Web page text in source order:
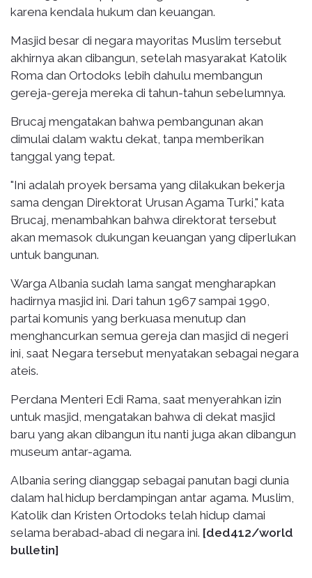
karena kendala hukum dan keuangan.
Masjid besar di negara mayoritas Muslim tersebut
akhirnya akan dibangun, setelah masyarakat Katolik
Roma dan Ortodoks lebih dahulu membangun
gereja-gereja mereka di tahun-tahun sebelumnya.
Brucaj mengatakan bahwa pembangunan akan
dimulai dalam waktu dekat, tanpa memberikan
tanggal yang tepat.
"Ini adalah proyek bersama yang dilakukan bekerja
sama dengan Direktorat Urusan Agama Turki," kata
Brucaj, menambahkan bahwa direktorat tersebut
akan memasok dukungan keuangan yang diperlukan
untuk bangunan.
Warga Albania sudah lama sangat mengharapkan
hadirnya masjid ini. Dari tahun 1967 sampai 1990,
partai komunis yang berkuasa menutup dan
menghancurkan semua gereja dan masjid di negeri
ini, saat Negara tersebut menyatakan sebagai negara
ateis.
Perdana Menteri Edi Rama, saat menyerahkan izin
untuk masjid, mengatakan bahwa di dekat masjid
baru yang akan dibangun itu nanti juga akan dibangun
museum antar-agama.
Albania sering dianggap sebagai panutan bagi dunia
dalam hal hidup berdampingan antar agama. Muslim,
Katolik dan Kristen Ortodoks telah hidup damai
selama berabad-abad di negara ini. [ded412/world
bulletin]